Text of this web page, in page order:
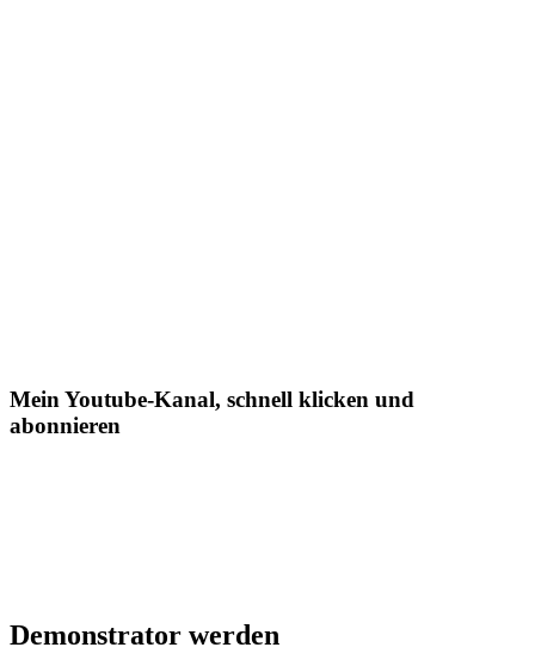
Mein Youtube-Kanal, schnell klicken und
abonnieren
Demonstrator werden